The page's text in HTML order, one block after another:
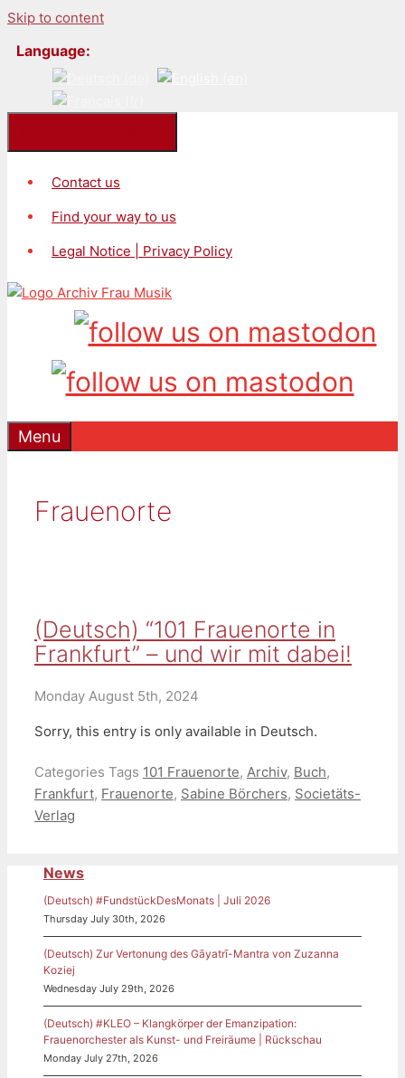
Skip to content
Language:
Contact us
Find your way to us
Legal Notice | Privacy Policy
Menu
Frauenorte
(Deutsch) “101 Frauenorte in
Frankfurt” – und wir mit dabei!
Monday August 5th, 2024
Sorry, this entry is only available in Deutsch.
Categories Tags 101 Frauenorte, Archiv, Buch,
Frankfurt, Frauenorte, Sabine Börchers, Societäts-
Verlag
News
(Deutsch) #FundstückDesMonats | Juli 2026
Thursday July 30th, 2026
(Deutsch) Zur Vertonung des Gāyatrī-Mantra von Zuzanna
Koziej
Wednesday July 29th, 2026
(Deutsch) #KLEO – Klangkörper der Emanzipation:
Frauenorchester als Kunst- und Freiräume | Rückschau
Monday July 27th, 2026